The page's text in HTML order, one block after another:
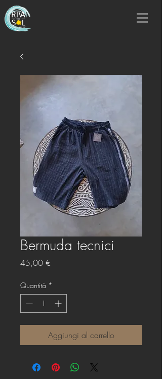
Bermuda tecnici
45,00 €
Quantità *
Aggiungi al carrello